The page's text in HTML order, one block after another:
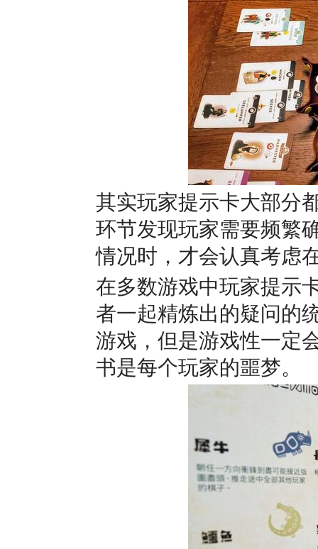
其实玩家提示卡大部分
环节发现玩家需要频繁
情况时，才会认真考虑
在多数游戏中玩家提示
者一起精炼出的疑问的
游戏，但是游戏性一定
书是每个玩家的噩梦。